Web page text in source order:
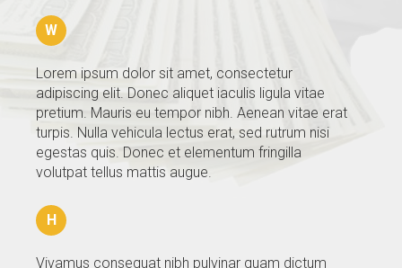
BLOG
W
Lorem ipsum dolor sit amet, consectetur
adipiscing elit. Donec aliquet iaculis ligula vitae
pretium. Mauris eu tempor nibh. Aenean vitae erat
turpis. Nulla vehicula lectus erat, sed rutrum nisi
egestas quis. Donec et elementum fringilla
volutpat tellus mattis augue.
H
Vivamus consequat nibh pulvinar quam dictum